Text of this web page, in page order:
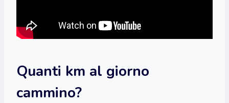
Quanti km al giorno
cammino?